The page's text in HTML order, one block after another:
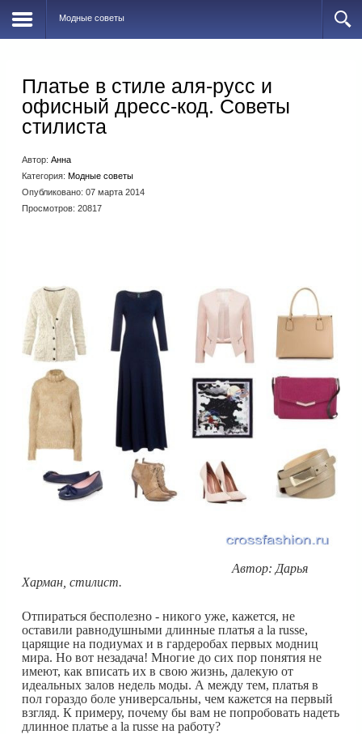
Модные советы
Платье в стиле аля-русс и
офисный дресс-код. Советы
стилиста
Автор: Анна
Категория: Модные советы
Опубликовано: 07 марта 2014
Просмотров: 20817
Автор: Дарья
Харман, стилист.
Отпираться бесполезно - никого уже, кажется, не
оставили равнодушными длинные платья a la russe,
царящие на подиумах и в гардеробах первых модниц
мира. Но вот незадача! Многие до сих пор понятия не
имеют, как вписать их в свою жизнь, далекую от
идеальных залов недель моды. А между тем, платья в
пол гораздо боле универсальны, чем кажется на первый
взгляд. К примеру, почему бы вам не попробовать надеть
длинное платье a la russe на работу?